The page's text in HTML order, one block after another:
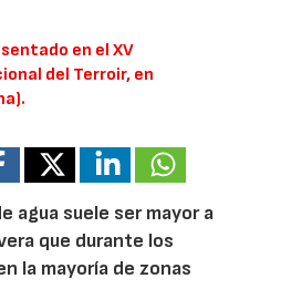
en el XV
del Terroir, en
agua suele ser mayor a
que durante los
la mayoría de zonas